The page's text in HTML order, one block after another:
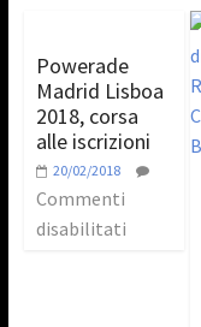
Powerade
Madrid Lisboa
2018, corsa
alle iscrizioni
20/02/2018
Commenti
disabilitati